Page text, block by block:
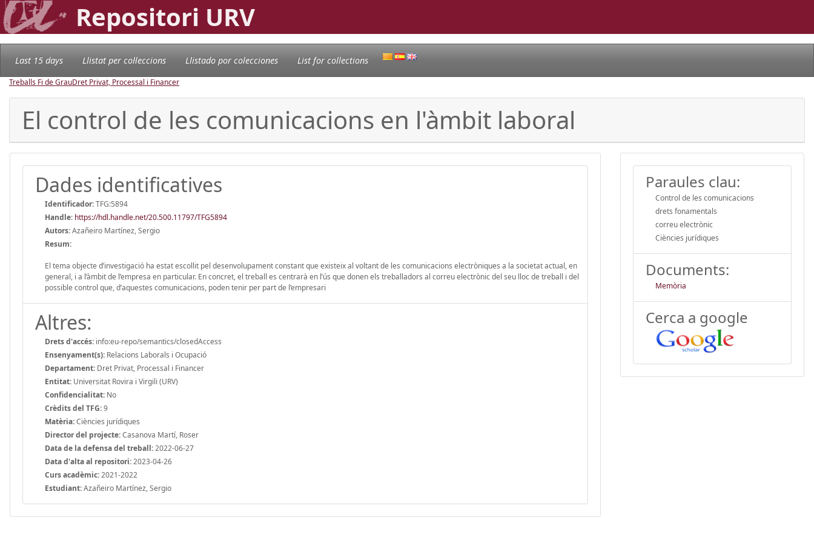
Repositori URV
Last 15 days Llistat per col·leccions Llistado por colecciones List for collections
Treballs Fi de GrauDret Privat, Processal i Financer
El control de les comunicacions en l'àmbit laboral
Dades identificatives
Identificador:TFG:5894
Handle: https://hdl.handle.net/20.500.11797/TFG5894
Autors:Azañeiro Martínez, Sergio
Resum:
El tema objecte d’investigació ha estat escollit pel desenvolupament constant que existeix al voltant de les comunicacions electròniques a la societat actual, en
general, i a l’àmbit de l’empresa en particular. En concret, el treball es centrarà en l’ús que donen els treballadors al correu electrònic del seu lloc de treball i del
possible control que, d’aquestes comunicacions, poden tenir per part de l’empresari
Altres:
Drets d'accés: info:eu-repo/semantics/closedAccess
Ensenyament(s): Relacions Laborals i Ocupació
Departament: Dret Privat, Processal i Financer
Entitat: Universitat Rovira i Virgili (URV)
Confidencialitat: No
Crèdits del TFG:9
Matèria:Ciències jurídiques
Director del projecte:Casanova Martí, Roser
Data de la defensa del treball:2022-06-27
Data d'alta al repositori:2023-04-26
Curs acadèmic:2021-2022
Estudiant:Azañeiro Martínez, Sergio
Paraules clau:
Control de les comunicacions
drets fonamentals
correu electrònic
Ciències jurídiques
Documents:
Memòria
Cerca a google